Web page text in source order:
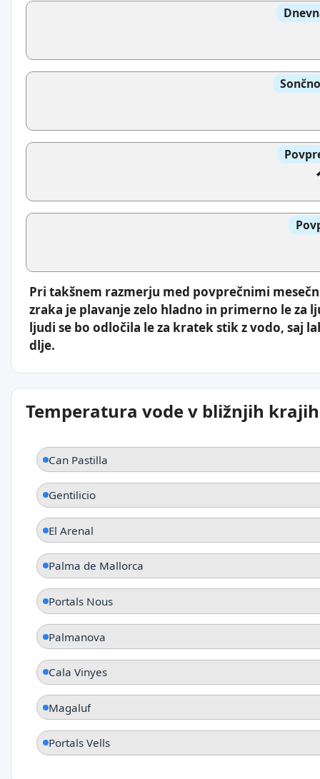
Pri takšnem razmerju med povprečnimi
zraka je plavanje zelo hladno in primerno le za
ljudi se bo odločila le za kratek stik z vodo, saj
dlje.
Temperatura vode v bližnjih krajih
Can Pastilla
Gentilicio
El Arenal
Palma de Mallorca
Portals Nous
Palmanova
Cala Vinyes
Magaluf
Portals Vells